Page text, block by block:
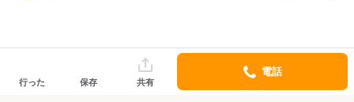
行った 保存 共有
電話